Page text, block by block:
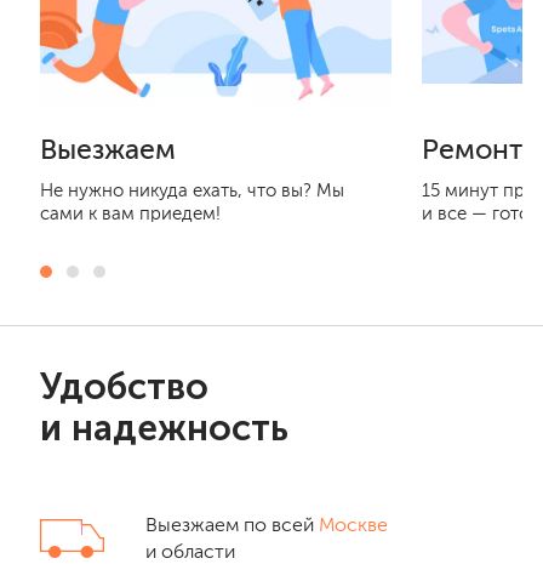
Выезжаем
Не нужно никуда ехать, что вы? Мы
сами к вам приедем!
15 минут
и все —
Удобство
и надежность
Выезжаем по всей Москве
и области